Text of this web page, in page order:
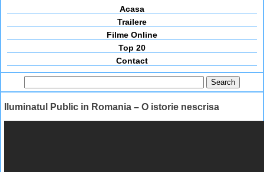
Acasa
Trailere
Filme Online
Top 20
Contact
Iluminatul Public in Romania – O istorie nescrisa